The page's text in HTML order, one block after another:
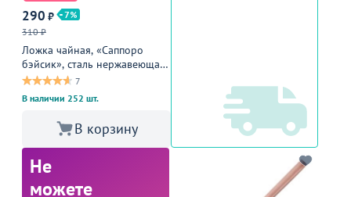
290 ₽
7
310 ₽
Ложка чайная, «Саппоро
бэйсик», сталь нержавеющая,
13,9 см, фиолетовый,
матовый
7
В наличии 252 шт.
В корзину
Не
можете